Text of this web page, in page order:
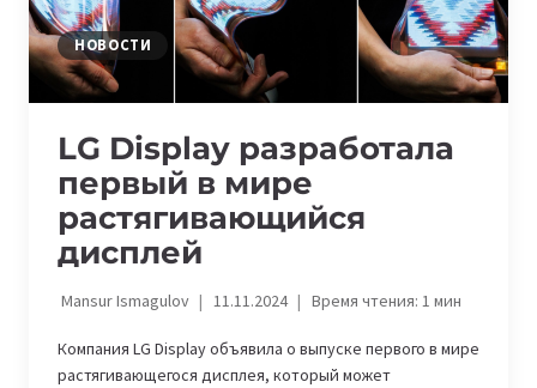
НОВОСТИ
LG Display разработала
первый в мире
растягивающийся
дисплей
Mansur Ismagulov 11.11.2024 Время чтения: 1мин
Компания LG Display объявила о выпуске первого в мире
растягивающегося дисплея, который может